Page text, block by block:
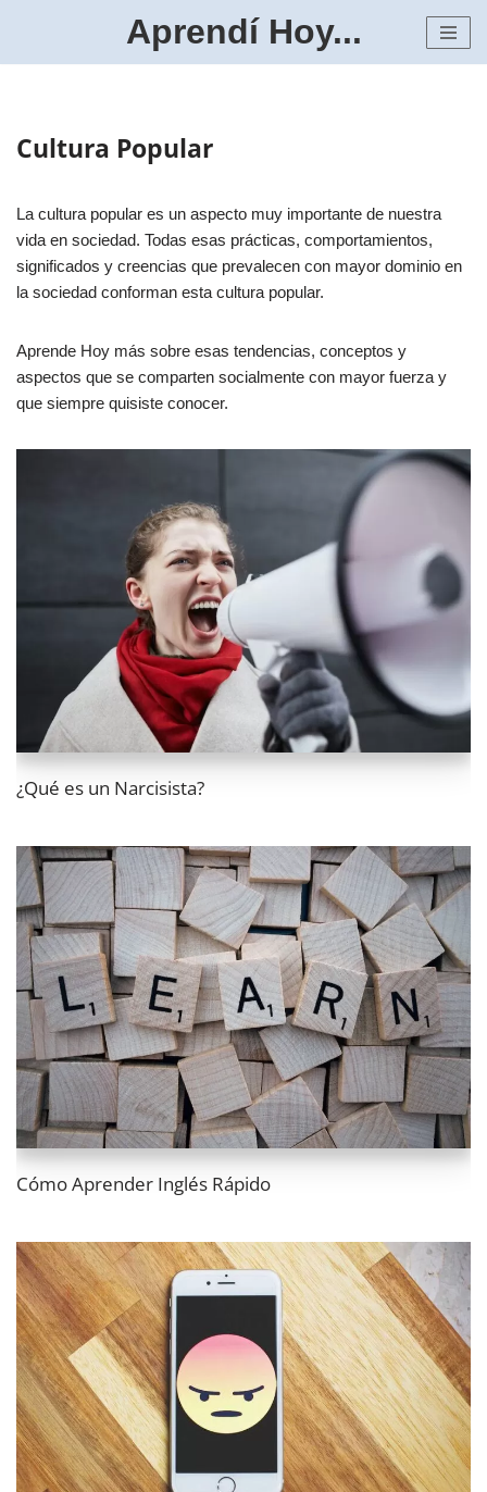
Aprendí Hoy...
Cultura Popular
La cultura popular es un aspecto muy importante de nuestra
vida en sociedad. Todas esas prácticas, comportamientos,
significados y creencias que prevalecen con mayor dominio en
la sociedad conforman esta cultura popular.
Aprende Hoy más sobre esas tendencias, conceptos y
aspectos que se comparten socialmente con mayor fuerza y
que siempre quisiste conocer.
¿Qué es un Narcisista?
Cómo Aprender Inglés Rápido